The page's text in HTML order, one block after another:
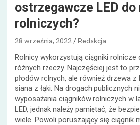
ostrzegawcze LED do
rolniczych?
28 września, 2022 Redakcja
Rolnicy wykorzystują ciągniki rolnicze
różnych rzeczy. Najczęściej jest to
płodów rolnych, ale również drzewa z
siana z łąki. Na drogach publicznych
wyposażania ciągników rolniczych w
LED, jednak należy pamiętać, że
wiele. Powoli poruszający się ciągnik